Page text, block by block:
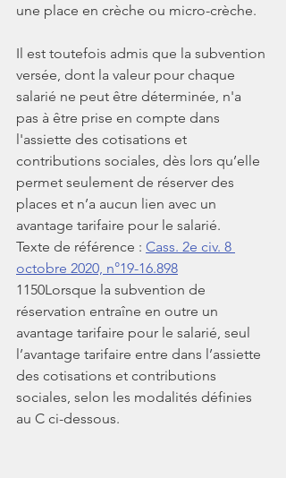
une place en crèche ou micro-crèche.
Il est toutefois admis que la subvention
versée, dont la valeur pour chaque
salarié ne peut être déterminée, n'a
pas à être prise en compte dans
l'assiette des cotisations et
contributions sociales, dès lors qu’elle
permet seulement de réserver des
places et n’a aucun lien avec un
avantage tarifaire pour le salarié.
Texte de référence : Cass. 2e civ. 8
octobre 2020, n°19-16.898
1150Lorsque la subvention de
réservation entraîne en outre un
avantage tarifaire pour le salarié, seul
l’avantage tarifaire entre dans l’assiette
des cotisations et contributions
sociales, selon les modalités définies
au C ci-dessous.